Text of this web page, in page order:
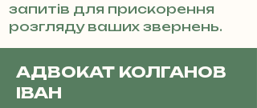
запитів для прискорення
розгляду ваших звернень.
АДВОКАТ КОЛГАНОВ
ІВАН